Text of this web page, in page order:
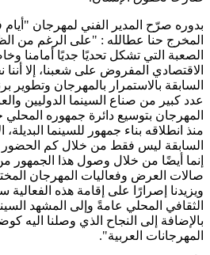
بدوره صرّح المدير الفني لمهرجان
المخرج حنا عطالله : "على الرغم من
الصعبة التي تشكل تحديًا جديًا أمامنا
الاقتصادي المفروض على شعبنا، إلا
السابقة بالاستمرار بالمهرجان وتطوير
عدد كبير من صناع السينما الدوليين
المهرجان بتوسيع دائرة جمهوره
منذ انطلاقه بناء جمهور للسينما
السابقة ليس فقط من خلال كم الحضور
إنما أيضًا من خلال وصول هذا الجمهور
صالات العرض وفعاليات المهرجان
ويزيدنا إصرارًا على إقامة هذه الفعالية
الثقافي المحلي عامةً وإلى المشهد
بالإضافة إلى النجاح الذي وصلنا اليه
المهرجانات العربية".